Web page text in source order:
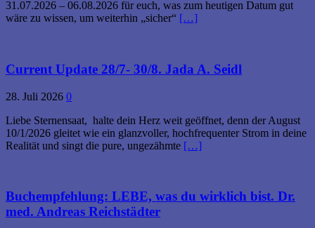
31.07.2026 – 06.08.2026 für euch, was zum heutigen Datum gut
wäre zu wissen, um weiterhin „sicher“ […]
Current Update 28/7- 30/8. Jada A. Seidl
28. Juli 2026 0
Liebe Sternensaat, halte dein Herz weit geöffnet, denn der August
10/1/2026 gleitet wie ein glanzvoller, hochfrequenter Strom in deine
Realität und singt die pure, ungezähmte […]
Buchempfehlung: LEBE, was du wirklich bist. Dr.
med. Andreas Reichstädter